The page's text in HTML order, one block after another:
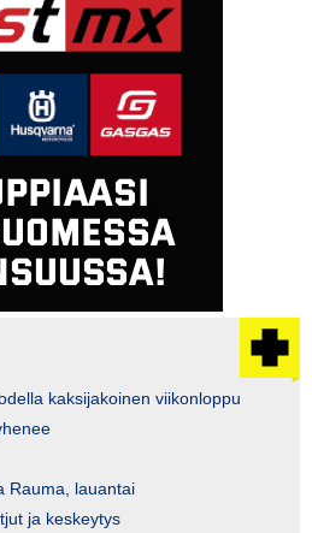
kaksijakoinen viikonloppu
Rauma, lauantai
ja keskeytys